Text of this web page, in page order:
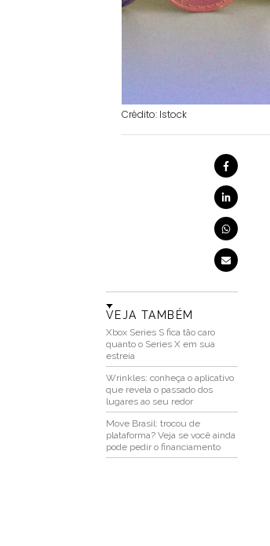
Crédito: Istock
VEJA TAMBÉM
Xbox Series S fica tão caro
quanto o Series X em sua
estreia
Wrinkles: conheça o aplicativo
que revela o passado dos
lugares ao seu redor
Move Brasil: trocou de
plataforma? Veja se você ainda
pode pedir o financiamento